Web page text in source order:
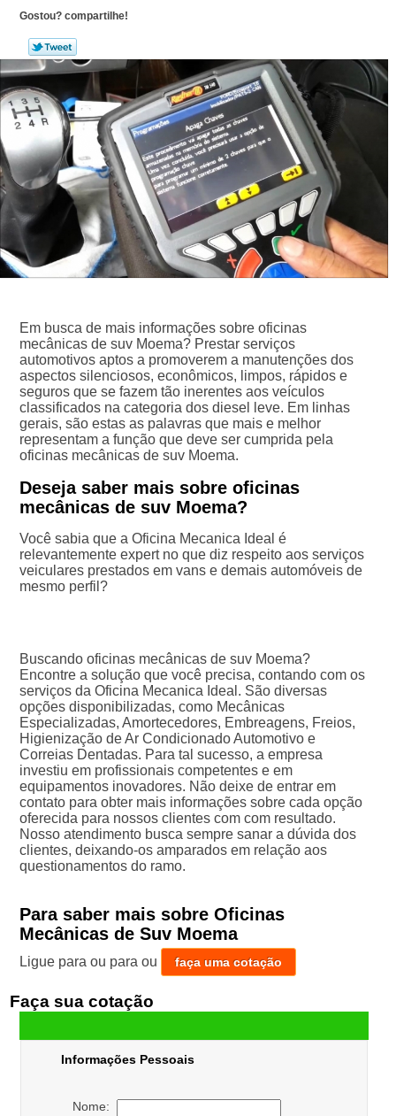
Gostou? compartilhe!
Em busca de mais informações sobre oficinas
mecânicas de suv Moema? Prestar serviços
automotivos aptos a promoverem a manutenções dos
aspectos silenciosos, econômicos, limpos, rápidos e
seguros que se fazem tão inerentes aos veículos
classificados na categoria dos diesel leve. Em linhas
gerais, são estas as palavras que mais e melhor
representam a função que deve ser cumprida pela
oficinas mecânicas de suv Moema.
Deseja saber mais sobre oficinas
mecânicas de suv Moema?
Você sabia que a Oficina Mecanica Ideal é
relevantemente expert no que diz respeito aos serviços
veiculares prestados em vans e demais automóveis de
mesmo perfil?
Buscando oficinas mecânicas de suv Moema?
Encontre a solução que você precisa, contando com os
serviços da Oficina Mecanica Ideal. São diversas
opções disponibilizadas, como Mecânicas
Especializadas, Amortecedores, Embreagens, Freios,
Higienização de Ar Condicionado Automotivo e
Correias Dentadas. Para tal sucesso, a empresa
investiu em profissionais competentes e em
equipamentos inovadores. Não deixe de entrar em
contato para obter mais informações sobre cada opção
oferecida para nossos clientes com com resultado.
Nosso atendimento busca sempre sanar a dúvida dos
clientes, deixando-os amparados em relação aos
questionamentos do ramo.
Para saber mais sobre Oficinas
Mecânicas de Suv Moema
Ligue para ou para ou faça uma cotação
Faça sua cotação
Informações Pessoais
Nome: